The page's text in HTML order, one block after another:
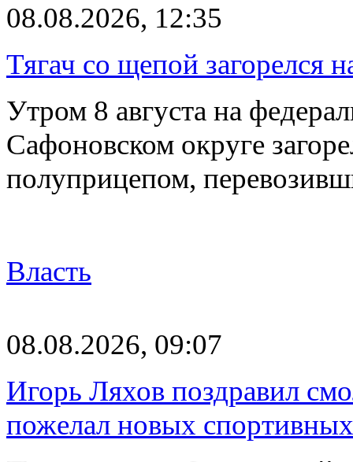
08.08.2026, 12:35
Тягач со щепой загорелся
Утром 8 августа на
Сафоновском округе
полуприцепом,
Власть
08.08.2026, 09:07
Игорь Ляхов поздравил
пожелал новых